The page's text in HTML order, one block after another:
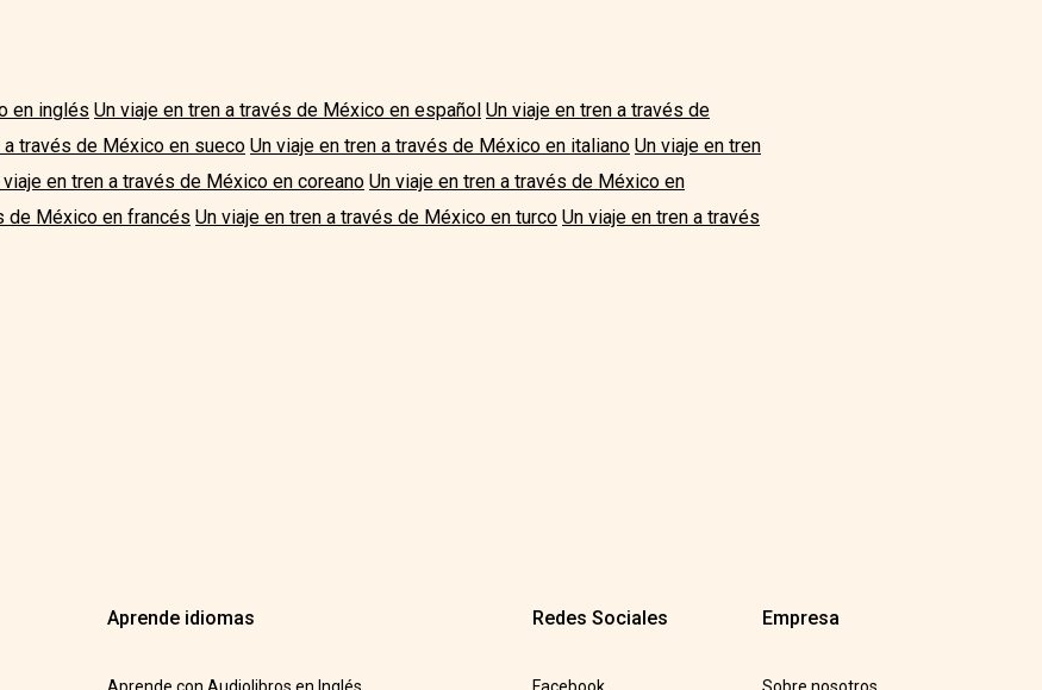
en inglés Un viaje en tren a través de México en español Un viaje en tren a través de
a través de México en sueco Un viaje en tren a través de México en italiano Un viaje en tren
viaje en tren a través de México en coreano Un viaje en tren a través de México en
de México en francés Un viaje en tren a través de México en turco Un viaje en tren a través
Aprende idiomas Redes Sociales Empresa